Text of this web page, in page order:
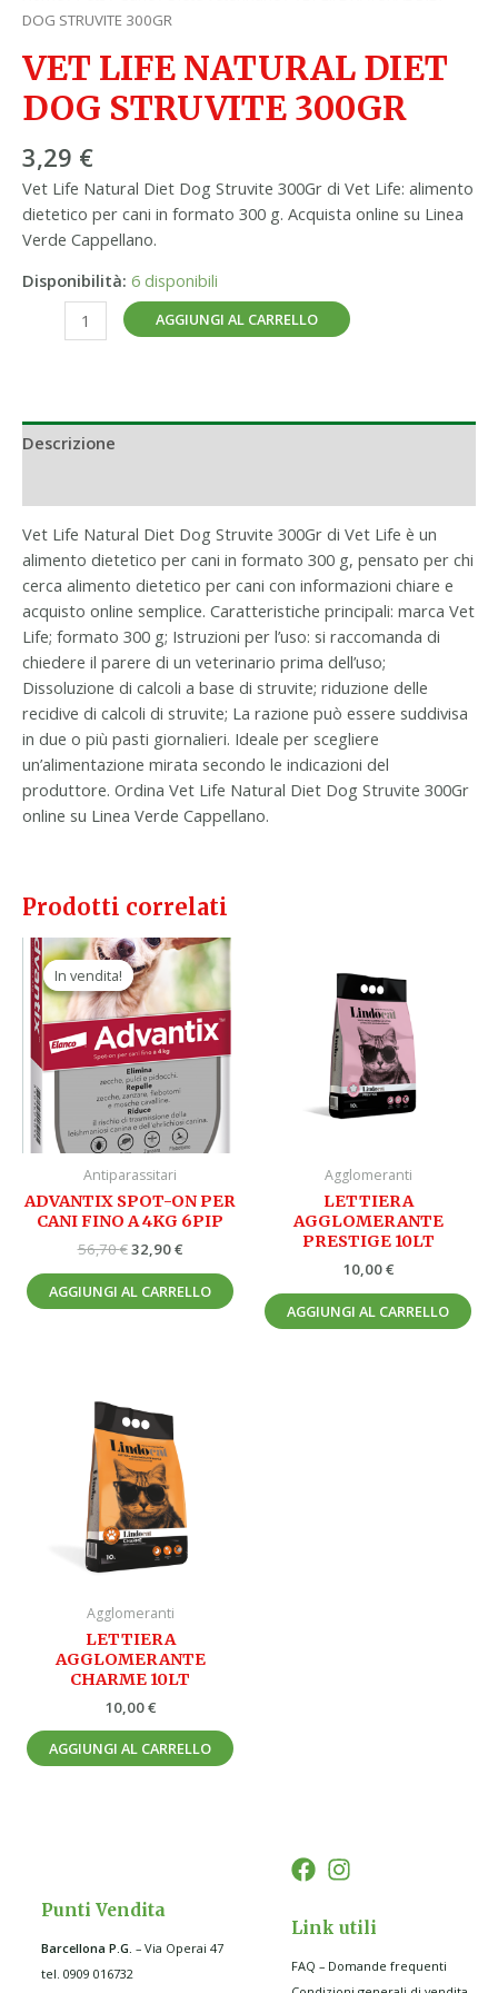
DOG STRUVITE 300GR
VET LIFE NATURAL DIET
DOG STRUVITE 300GR
3,29 €
Vet Life Natural Diet Dog Struvite 300Gr di Vet Life: alimento
dietetico per cani in formato 300 g. Acquista online su Linea
Verde Cappellano.
Disponibilità: 6 disponibili
AGGIUNGI AL CARRELLO
Descrizione
Vet Life Natural Diet Dog Struvite 300Gr di Vet Life è un
alimento dietetico per cani in formato 300 g, pensato per chi
cerca alimento dietetico per cani con informazioni chiare e
acquisto online semplice. Caratteristiche principali: marca Vet
Life; formato 300 g; Istruzioni per l’uso: si raccomanda di
chiedere il parere di un veterinario prima dell’uso;
Dissoluzione di calcoli a base di struvite; riduzione delle
recidive di calcoli di struvite; La razione può essere suddivisa
in due o più pasti giornalieri. Ideale per scegliere
un’alimentazione mirata secondo le indicazioni del
produttore. Ordina Vet Life Natural Diet Dog Struvite 300Gr
online su Linea Verde Cappellano.
Prodotti correlati
In vendita!
In vendita!
Antiparassitari
ADVANTIX SPOT-ON PER
CANI FINO A 4KG 6PIP
56,70€
Il
prezzo
originale
era:
56,70 €.
32,90€
Il
prezzo
attuale
è:
32,90 €.
AGGIUNGI AL CARRELLO
Agglomeranti
LETTIERA
AGGLOMERANTE
PRESTIGE 10LT
10,00€
AGGIUNGI AL CARRELLO
Agglomeranti
LETTIERA
AGGLOMERANTE
CHARME 10LT
10,00€
AGGIUNGI AL CARRELLO
Punti Vendita
Barcellona P.G – Via Operai 47
tel. 0909 016732
Link utili
FAQ – Domande frequenti